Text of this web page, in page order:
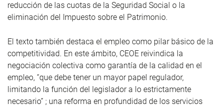
reducción de las cuotas de la Seguridad Social o la
eliminación del Impuesto sobre el Patrimonio.
El texto también destaca el empleo como pilar básico de la
competitividad. En este ámbito, CEOE reivindica la
negociación colectiva como garantía de la calidad en el
empleo, “que debe tener un mayor papel regulador,
limitando la función del legislador a lo estrictamente
necesario” ; una reforma en profundidad de los servicios